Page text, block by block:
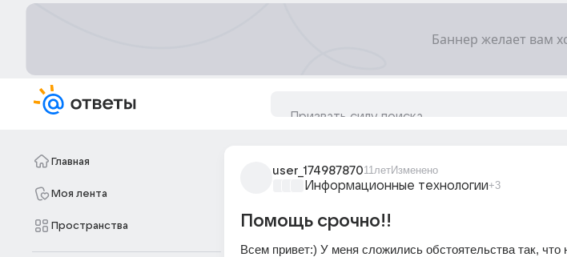
Главная
Моя лента
Пространства
user_17498787011летИзменено
Информационные технологии+3
Помощь срочно!!
Всем привет:) У меня сложились обстоятельства так, что